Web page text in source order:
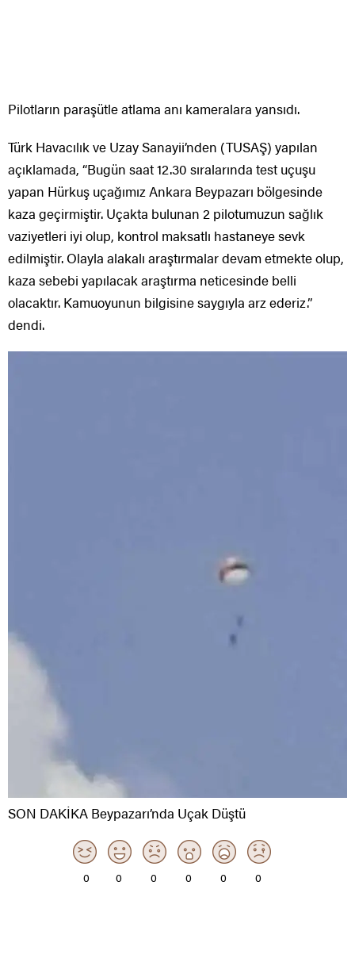
Pilotların paraşütle atlama anı kameralara yansıdı.
Türk Havacılık ve Uzay Sanayii’nden (TUSAŞ) yapılan
açıklamada, “Bugün saat 12.30 sıralarında test uçuşu
yapan Hürkuş uçağımız Ankara Beypazarı bölgesinde
kaza geçirmiştir. Uçakta bulunan 2 pilotumuzun sağlık
vaziyetleri iyi olup, kontrol maksatlı hastaneye sevk
edilmiştir. Olayla alakalı araştırmalar devam etmekte olup,
kaza sebebi yapılacak araştırma neticesinde belli
olacaktır. Kamuoyunun bilgisine saygıyla arz ederiz.”
dendi.
SON DAKİKA Beypazarı’nda Uçak Düştü
0 0 0 0 0 0